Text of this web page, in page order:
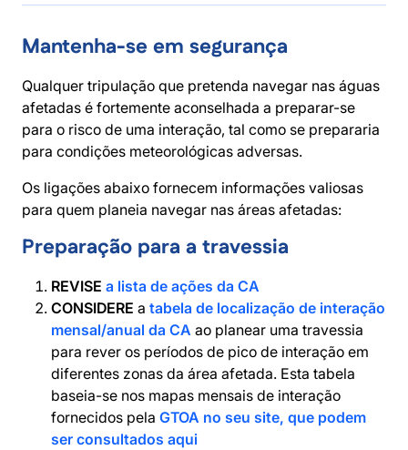
Mantenha-se em segurança
Qualquer tripulação que pretenda navegar nas águas
afetadas é fortemente aconselhada a preparar-se
para o risco de uma interação, tal como se prepararia
para condições meteorológicas adversas.
Os ligações abaixo fornecem informações valiosas
para quem planeia navegar nas áreas afetadas:
Preparação para a travessia
REVISE a lista de ações da CA
CONSIDERE a tabela de localização de interação
mensal/anual da CA ao planear uma travessia
para rever os períodos de pico de interação em
diferentes zonas da área afetada. Esta tabela
baseia-se nos mapas mensais de interação
fornecidos pela GTOA no seu site, que podem
ser consultados aqui